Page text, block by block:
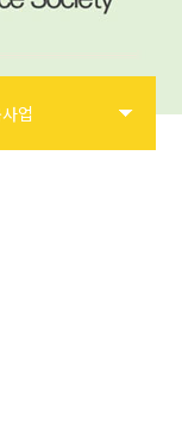
업